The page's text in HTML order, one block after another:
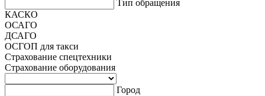
Тип обращения
КАСКО
ОСАГО
ДСАГО
ОСГОП для такси
Страхование спецтехники
Страхование оборудования
Город